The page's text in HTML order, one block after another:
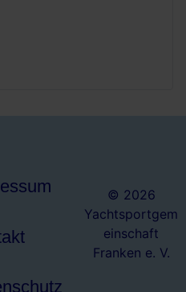
© 2026
Yachtsportgem
einschaft
Franken e. V.